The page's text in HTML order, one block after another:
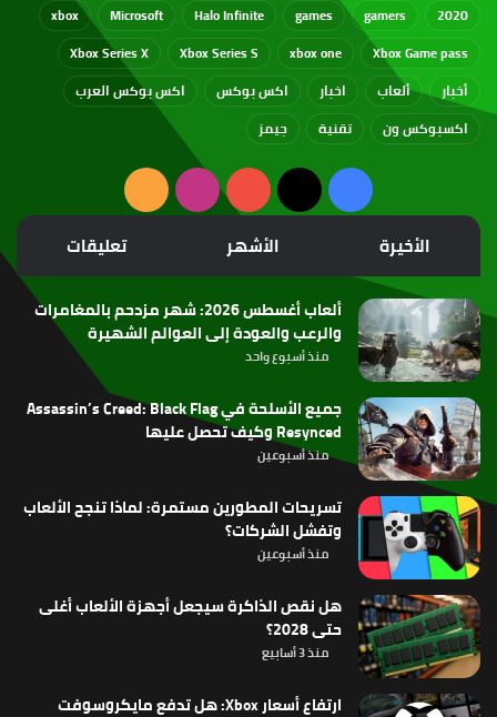
2020
gamers
games
Halo Infinite
Microsoft
xbox
Xbox Game pass
xbox one
Xbox Series S
Xbox Series X
أخبار
ألعاب اخبار اكس بوكس
اكس بوكس العرب
اكسبوكس ون
تقنية جيمز
فيسبوك
‫X
‫YouTubeانستقرامملخص
الموقع
RSS
الأخيرة الأشهر تعليقات
ألعاب أغسطس 2026: شهر مزدحم بالمغامرات
والرعب والعودة إلى العوالم الشهيرة
منذ أسبوع واحد
جميع الأسلحة في Assassin’s Creed: Black Flag
Resynced وكيف تحصل عليها
منذ أسبوعين
تسريحات المطورين مستمرة: لماذا تنجح الألعاب
وتفشل الشركات؟
منذ أسبوعين
هل نقص الذاكرة سيجعل أجهزة الألعاب أغلى
حتى 2028؟
منذ 3 أسابيع
ارتفاع أسعار Xbox: هل تدفع مايكروسوفت